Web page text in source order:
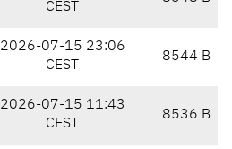
CEST
2026-07-15 23:06
CEST
8544 B
2026-07-15 11:43
CEST
8536 B